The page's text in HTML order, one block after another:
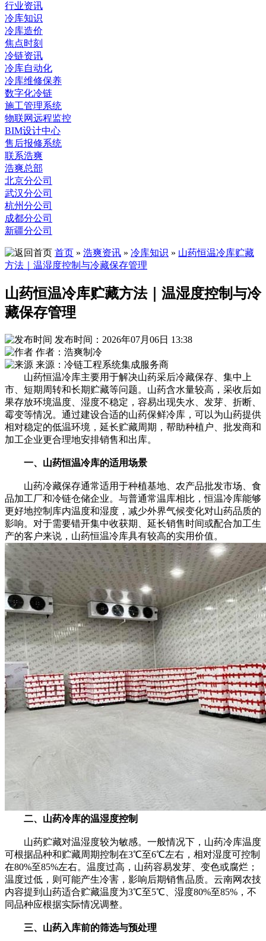
行业资讯
冷库知识
冷库造价
焦点时刻
冷链资讯
冷库自动化
冷库维修保养
数字化冷链
施工管理系统
物联网远程监控
BIM设计中心
售后报修系统
联系浩爽
浩爽总部
北京分公司
武汉分公司
杭州分公司
成都分公司
新疆分公司
首页 » 浩爽资讯 » 冷库知识 » 山药恒温冷库贮藏
方法｜温湿度控制与冷藏保存管理
山药恒温冷库贮藏方法｜温湿度控制与冷
藏保存管理
发布时间：2026年07月06日 13:38
作者：浩爽制冷
来源：冷链工程系统集成服务商
山药恒温冷库主要用于解决山药采后冷藏保存、集中上
市、短期周转和长期贮藏等问题。山药含水量较高，采收后如
果存放环境温度、湿度不稳定，容易出现失水、发芽、折断、
霉变等情况。通过建设合适的山药保鲜冷库，可以为山药提供
相对稳定的低温环境，延长贮藏周期，帮助种植户、批发商和
加工企业更合理地安排销售和出库。
一、山药恒温冷库的适用场景
山药冷藏保存通常适用于种植基地、农产品批发市场、食
品加工厂和冷链仓储企业。与普通常温库相比，恒温冷库能够
更好地控制库内温度和湿度，减少外界气候变化对山药品质的
影响。对于需要错开集中收获期、延长销售时间或配合加工生
产的客户来说，山药恒温冷库具有较高的实用价值。
二、山药冷库的温湿度控制
山药贮藏对温湿度较为敏感。一般情况下，山药冷库温度
可根据品种和贮藏周期控制在3℃至6℃左右，相对湿度可控制
在80%至85%左右。温度过高，山药容易发芽、变色或腐烂；
温度过低，则可能产生冷害，影响后期销售品质。云南网农技
内容提到山药适合贮藏温度为3℃至5℃、湿度80%至85%，不
同品种应根据实际情况调整。
三、山药入库前的筛选与预处理